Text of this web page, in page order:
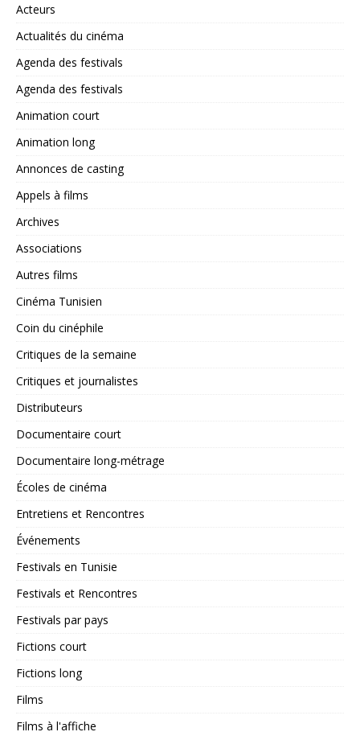
Acteurs
Actualités du cinéma
Agenda des festivals
Agenda des festivals
Animation court
Animation long
Annonces de casting
Appels à films
Archives
Associations
Autres films
Cinéma Tunisien
Coin du cinéphile
Critiques de la semaine
Critiques et journalistes
Distributeurs
Documentaire court
Documentaire long-métrage
Écoles de cinéma
Entretiens et Rencontres
Événements
Festivals en Tunisie
Festivals et Rencontres
Festivals par pays
Fictions court
Fictions long
Films
Films à l'affiche